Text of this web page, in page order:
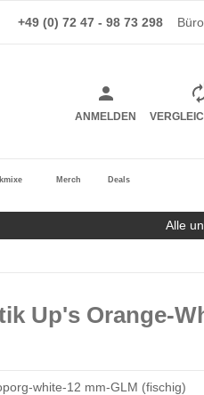
+49 (0) 72 47 - 98 73 298
ANMELDEN
Merch Deals
Alle
Up's Orange-
white-12 mm-GLM (fischig)